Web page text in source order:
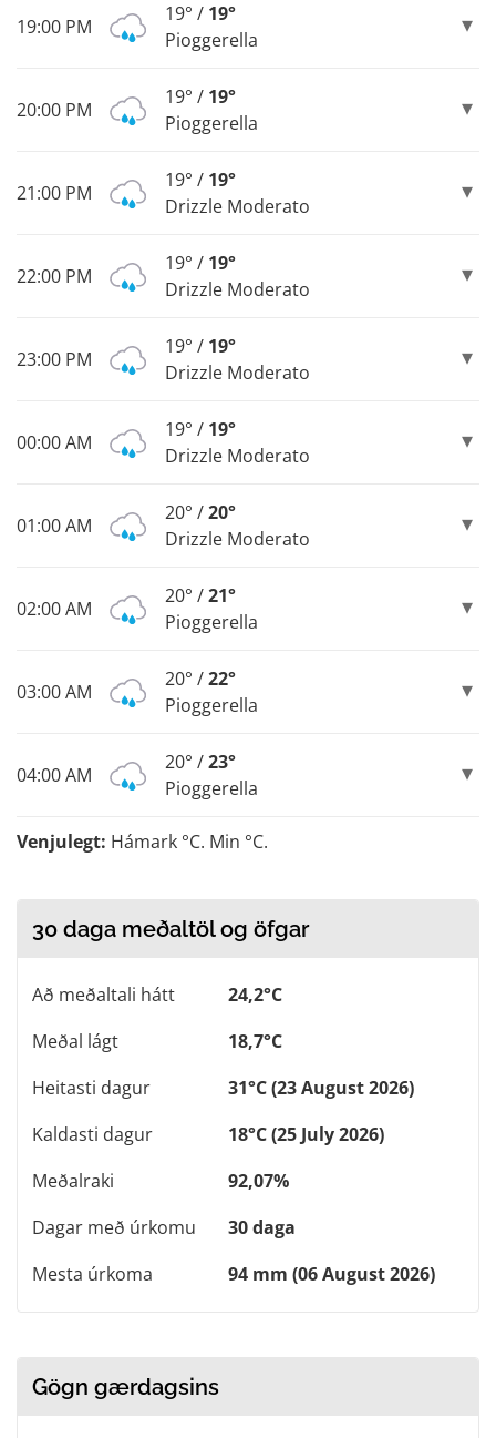
19:00 PM
19° / 19°
Pioggerella
20:00 PM
19° / 19°
Pioggerella
21:00 PM
19° / 19°
Drizzle Moderato
22:00 PM
19° / 19°
Drizzle Moderato
23:00 PM
19° / 19°
Drizzle Moderato
00:00 AM
19° / 19°
Drizzle Moderato
01:00 AM
20° /20°
Drizzle Moderato
02:00 AM
20° /21°
Pioggerella
03:00 AM
20° /22°
Pioggerella
04:00 AM
20° /23°
Pioggerella
Venjulegt: Hámark °C. Min °C.
30 daga meðaltöl og öfgar
Að meðaltali hátt
24,2°C
Meðal lágt
18,7°C
Heitasti dagur
31°C (23 August 2026)
Kaldasti dagur
18°C (25 July 2026)
Meðalraki
92,07%
Dagar með úrkomu
30 daga
Mesta úrkoma
94 mm (06 August 2026)
Gögn gærdagsins